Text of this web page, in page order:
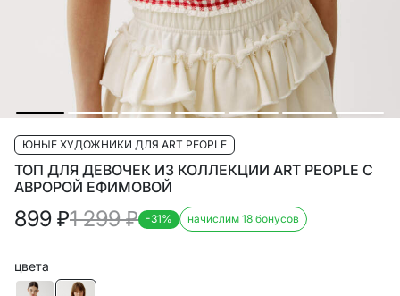
ЮНЫЕ ХУДОЖНИКИ ДЛЯ ART PEOPLE
ТОП ДЛЯ ДЕВОЧЕК ИЗ КОЛЛЕКЦИИ ART PEOPLE С
АВРОРОЙ ЕФИМОВОЙ
899 ₽1 299₽ -31% начислим 18 бонусов
цвета